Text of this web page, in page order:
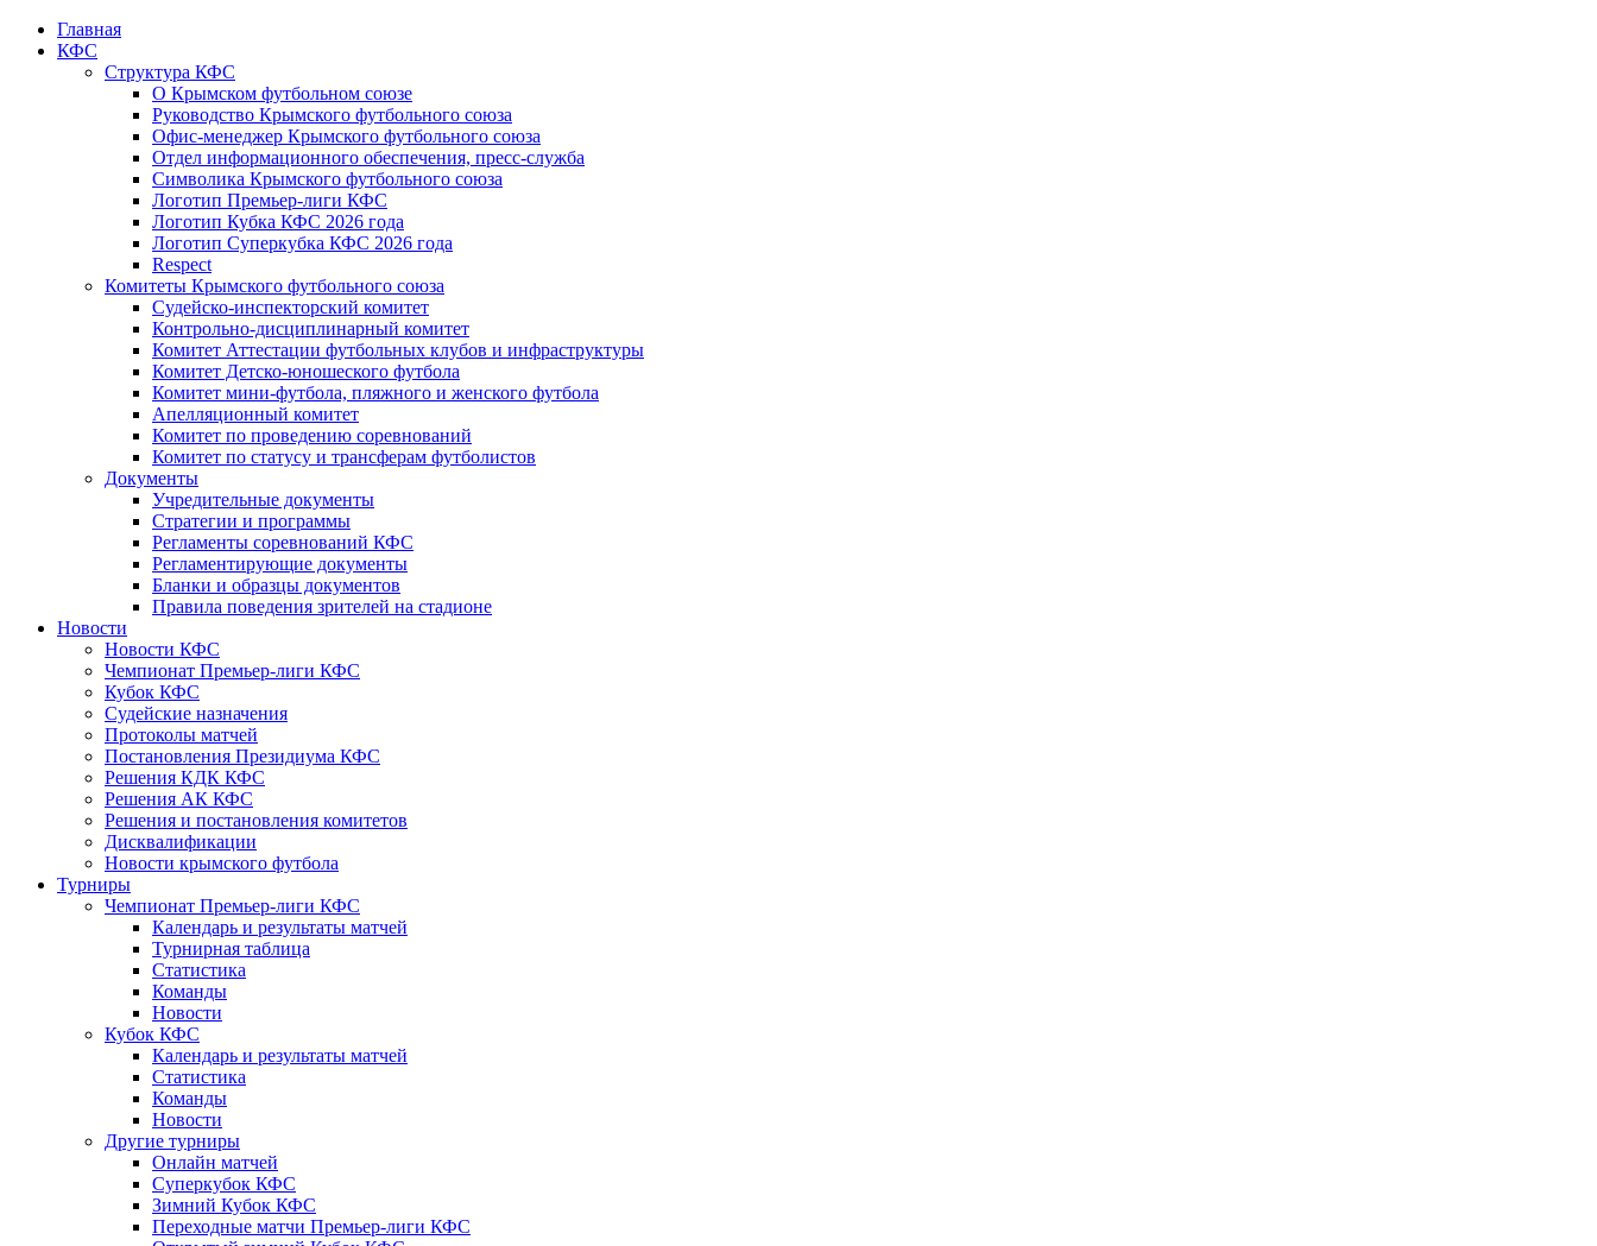
Главная
КФС
Структура КФС
О Крымском футбольном союзе
Руководство Крымского футбольного союза
Офис-менеджер Крымского футбольного союза
Отдел информационного обеспечения, пресс-служба
Символика Крымского футбольного союза
Логотип Премьер-лиги КФС
Логотип Кубка КФС 2026 года
Логотип Суперкубка КФС 2026 года
Respect
Комитеты Крымского футбольного союза
Судейско-инспекторский комитет
Контрольно-дисциплинарный комитет
Комитет Аттестации футбольных клубов и инфраструктуры
Комитет Детско-юношеского футбола
Комитет мини-футбола, пляжного и женского футбола
Апелляционный комитет
Комитет по проведению соревнований
Комитет по статусу и трансферам футболистов
Документы
Учредительные документы
Стратегии и программы
Регламенты соревнований КФС
Регламентирующие документы
Бланки и образцы документов
Правила поведения зрителей на стадионе
Новости
Новости КФС
Чемпионат Премьер-лиги КФС
Кубок КФС
Судейские назначения
Протоколы матчей
Постановления Президиума КФС
Решения КДК КФС
Решения АК КФС
Решения и постановления комитетов
Дисквалификации
Новости крымского футбола
Турниры
Чемпионат Премьер-лиги КФС
Календарь и результаты матчей
Турнирная таблица
Статистика
Команды
Новости
Кубок КФС
Календарь и результаты матчей
Статистика
Команды
Новости
Другие турниры
Онлайн матчей
Суперкубок КФС
Зимний Кубок КФС
Переходные матчи Премьер-лиги КФС